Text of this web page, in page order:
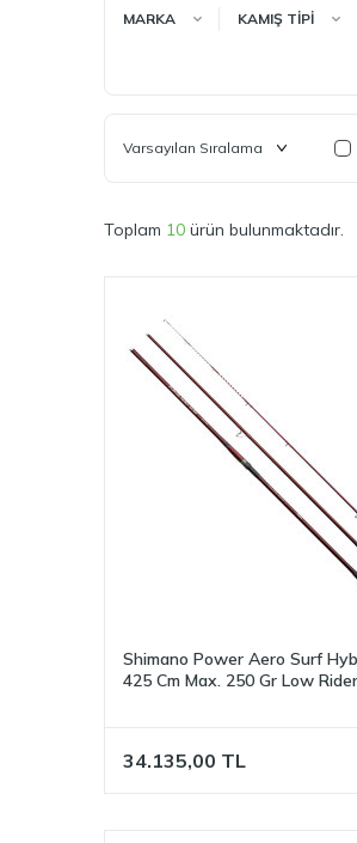
MARKA KAMIŞ TİPİ
Toplam 10 ürün bulunmaktadır.
Shimano Power Aero Surf
425 Cm Max. 250 Gr Low
34.135,00 TL